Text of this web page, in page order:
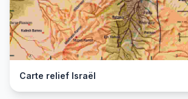
Carte relief Israël